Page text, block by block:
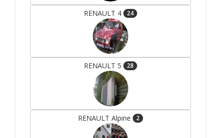
RENAULT 4 24
RENAULT 5 28
RENAULT Alpine 2